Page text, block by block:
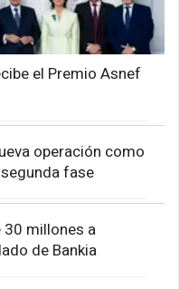
el Premio Asnef
operación como
fase
30 millones a
de Bankia